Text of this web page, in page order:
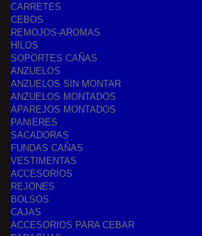
CARRETES
CEBOS
REMOJOS-AROMAS
HILOS
SOPORTES CAÑAS
ANZUELOS
ANZUELOS SIN MONTAR
ANZUELOS MONTADOS
APAREJOS MONTADOS
PANIERES
SACADORAS
FUNDAS CAÑAS
VESTIMENTAS
ACCESORIOS
REJONES
BOLSOS
CAJAS
ACCESORIOS PARA CEBAR